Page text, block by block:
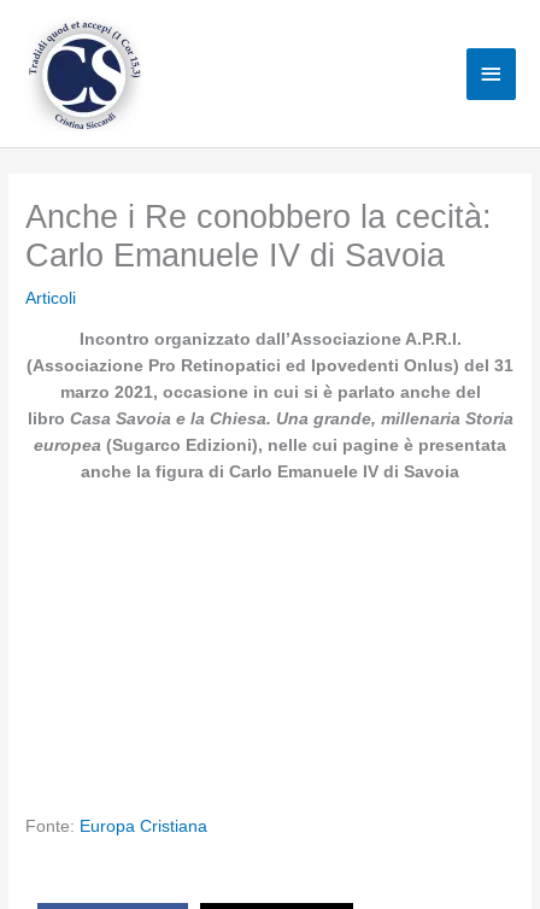
contenuto
Anche i Re conobbero la cecità:
Carlo Emanuele IV di Savoia
Articoli
Incontro organizzato dall’Associazione A.P.R.I.
(Associazione Pro Retinopatici ed Ipovedenti Onlus) del 31
marzo 2021, occasione in cui si è parlato anche del
libro Casa Savoia e la Chiesa. Una grande, millenaria Storia
europea (Sugarco Edizioni), nelle cui pagine è presentata
anche la figura di Carlo Emanuele IV di Savoia
Fonte: Europa Cristiana